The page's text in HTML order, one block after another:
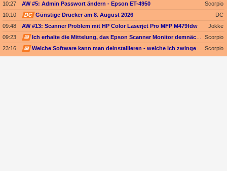
10:27
AW #5: Admin Passwort ändern - Epson ET-4950
Scorpio
10:10
DC Günstige Drucker am 8. August 2026
DC
09:48
AW #13: Scanner Problem mit HP Color Laserjet Pro MFP M479fdw
Jokke
09:23
✉
Scorpio
23:16
✉ Scorpio